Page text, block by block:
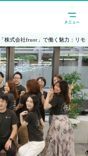
株式会社fruor」で働く魅力：リモ